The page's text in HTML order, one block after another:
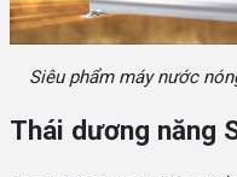
Siêu phẩm máy nước
Thái dương năng